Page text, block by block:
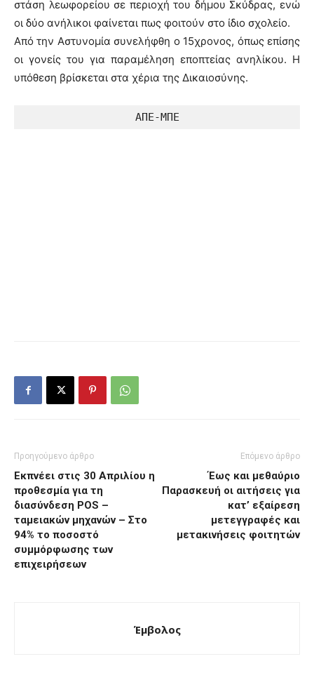
στάση λεωφορείου σε περιοχή του δήμου Σκύδρας, ενώ
οι δύο ανήλικοι φαίνεται πως φοιτούν στο ίδιο σχολείο.
Από την Αστυνομία συνελήφθη ο 15χρονος, όπως επίσης
οι γονείς του για παραμέληση εποπτείας ανηλίκου. Η
υπόθεση βρίσκεται στα χέρια της Δικαιοσύνης.
ΑΠΕ-ΜΠΕ
Προηγούμενο άρθρο
Εκπνέει στις 30 Απριλίου η
προθεσμία για τη
διασύνδεση POS –
ταμειακών μηχανών – Στο
94% το ποσοστό
συμμόρφωσης των
επιχειρήσεων
Επόμενο άρθρο
Έως και μεθαύριο
Παρασκευή οι αιτήσεις για
κατ’ εξαίρεση
μετεγγραφές και
μετακινήσεις φοιτητών
Έμβολος